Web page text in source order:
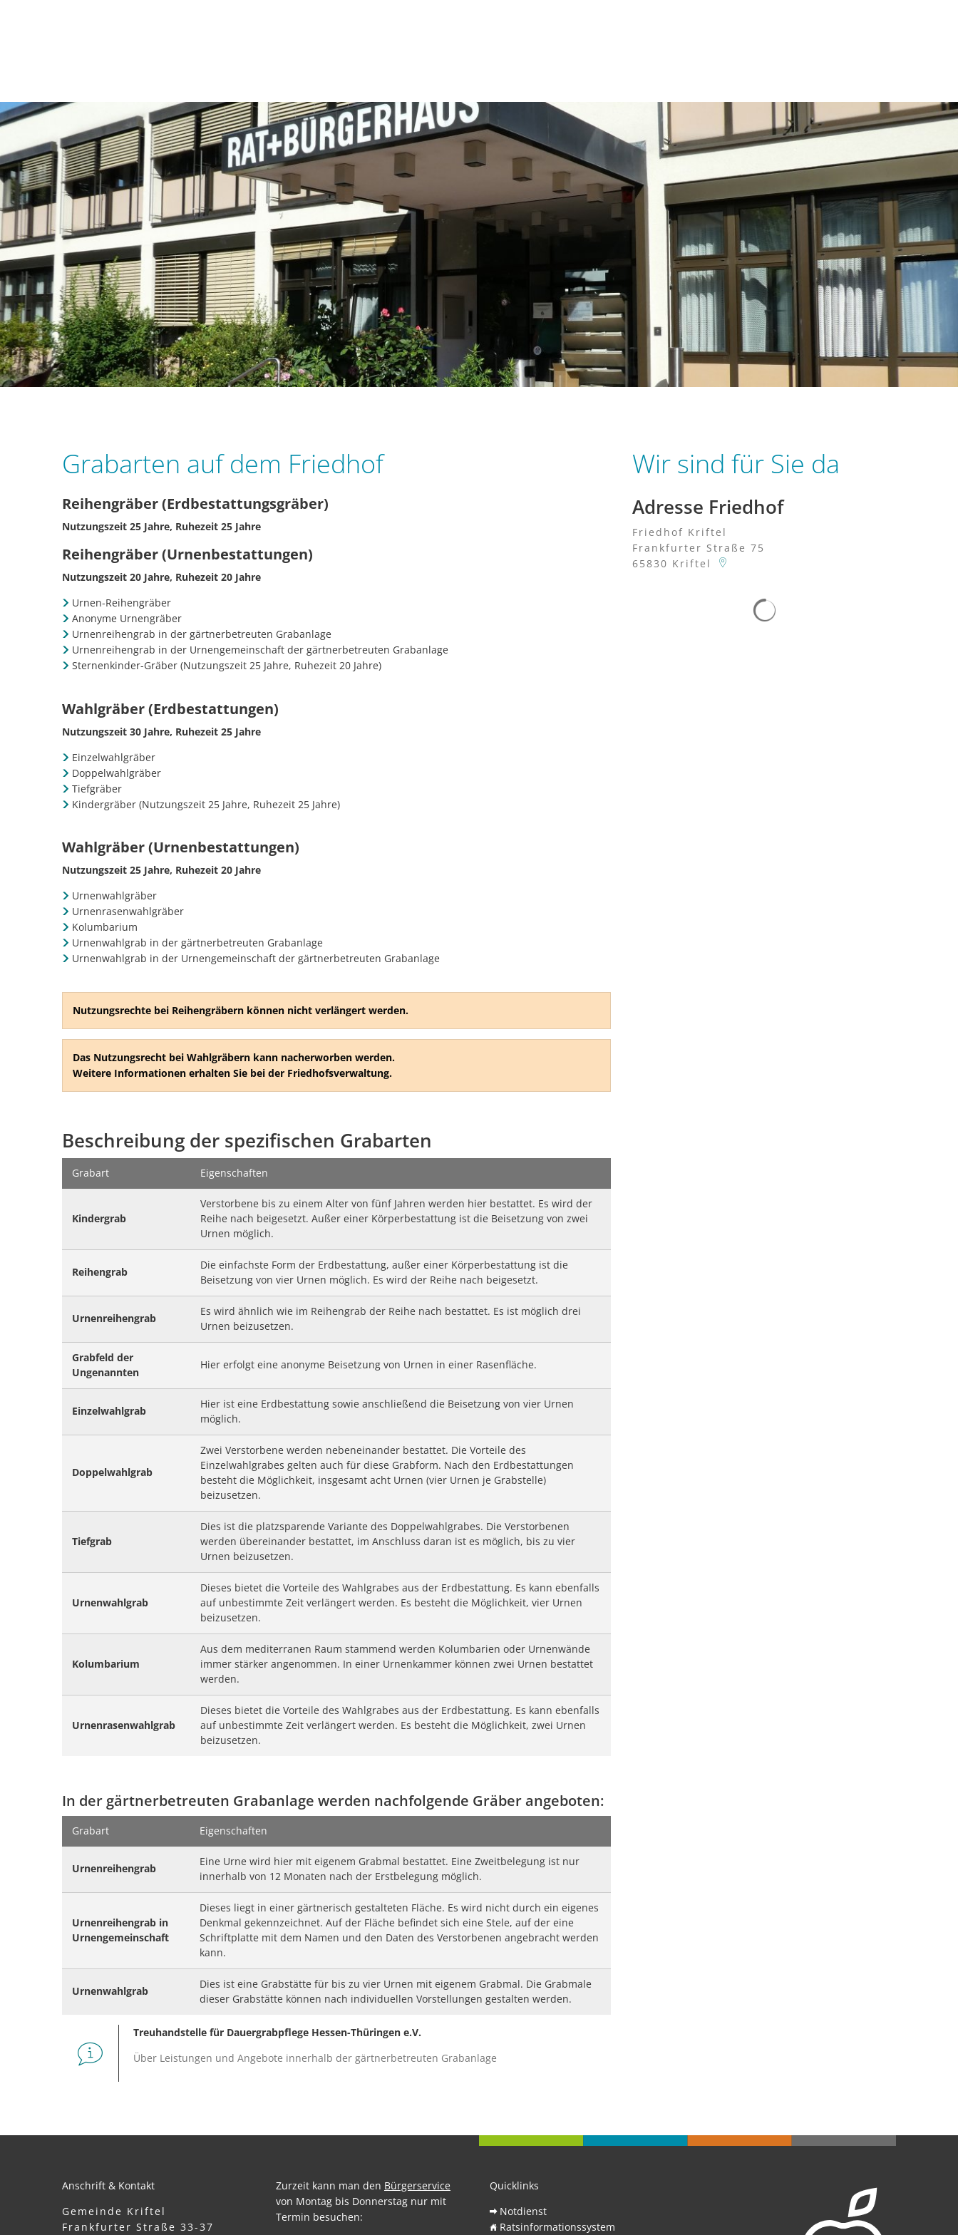
Grabarten auf dem Friedhof
Reihengräber (Erdbestattungsgräber)
Nutzungszeit 25 Jahre, Ruhezeit 25 Jahre
Reihengräber (Urnenbestattungen)
Nutzungszeit 20 Jahre, Ruhezeit 20 Jahre
Urnen-Reihengräber
Anonyme Urnengräber
Urnenreihengrab in der gärtnerbetreuten Grabanlage
Urnenreihengrab in der Urnengemeinschaft der gärtnerbetreuten Grabanlage
Sternenkinder-Gräber (Nutzungszeit 25 Jahre, Ruhezeit 20 Jahre)
Wahlgräber (Erdbestattungen)
Nutzungszeit 30 Jahre, Ruhezeit 25 Jahre
Einzelwahlgräber
Doppelwahlgräber
Tiefgräber
Kindergräber (Nutzungszeit 25 Jahre, Ruhezeit 25 Jahre)
Wahlgräber (Urnenbestattungen)
Nutzungszeit 25 Jahre, Ruhezeit 20 Jahre
Urnenwahlgräber
Urnenrasenwahlgräber
Kolumbarium
Urnenwahlgrab in der gärtnerbetreuten Grabanlage
Urnenwahlgrab in der Urnengemeinschaft der gärtnerbetreuten Grabanlage
Nutzungsrechte bei Reihengräbern können nicht verlängert werden.
Das Nutzungsrecht bei Wahlgräbern kann nacherworben werden.
Weitere Informationen erhalten Sie bei der Friedhofsverwaltung.
Beschreibung der spezifischen Grabarten
Grabart Eigenschaften
Kindergrab
Verstorbene bis zu einem Alter von fünf Jahren werden hier bestattet. Es wird der
Reihe nach beigesetzt. Außer einer Körperbestattung ist die Beisetzung von zwei
Urnen möglich.
Reihengrab
Die einfachste Form der Erdbestattung, außer einer Körperbestattung ist die
Beisetzung von vier Urnen möglich. Es wird der Reihe nach beigesetzt.
Urnenreihengrab
Es wird ähnlich wie im Reihengrab der Reihe nach bestattet. Es ist möglich drei
Urnen beizusetzen.
Grabfeld der
Ungenannten
Hier erfolgt eine anonyme Beisetzung von Urnen in einer Rasenfläche.
Einzelwahlgrab
Hier ist eine Erdbestattung sowie anschließend die Beisetzung von vier Urnen
möglich.
Doppelwahlgrab
Zwei Verstorbene werden nebeneinander bestattet. Die Vorteile des
Einzelwahlgrabes gelten auch für diese Grabform. Nach den Erdbestattungen
besteht die Möglichkeit, insgesamt acht Urnen (vier Urnen je Grabstelle)
beizusetzen.
Tiefgrab
Dies ist die platzsparende Variante des Doppelwahlgrabes. Die Verstorbenen
werden übereinander bestattet, im Anschluss daran ist es möglich, bis zu vier
Urnen beizusetzen.
Urnenwahlgrab
Dieses bietet die Vorteile des Wahlgrabes aus der Erdbestattung. Es kann ebenfalls
auf unbestimmte Zeit verlängert werden. Es besteht die Möglichkeit, vier Urnen
beizusetzen.
Kolumbarium
Aus dem mediterranen Raum stammend werden Kolumbarien oder Urnenwände
immer stärker angenommen. In einer Urnenkammer können zwei Urnen bestattet
werden.
Urnenrasenwahlgrab
Dieses bietet die Vorteile des Wahlgrabes aus der Erdbestattung. Es kann ebenfalls
auf unbestimmte Zeit verlängert werden. Es besteht die Möglichkeit, zwei Urnen
beizusetzen.
In der gärtnerbetreuten Grabanlage werden nachfolgende Gräber angeboten:
Grabart Eigenschaften
Urnenreihengrab
Eine Urne wird hier mit eigenem Grabmal bestattet. Eine Zweitbelegung ist nur
innerhalb von 12 Monaten nach der Erstbelegung möglich.
Urnenreihengrab in
Urnengemeinschaft
Dieses liegt in einer gärtnerisch gestalteten Fläche. Es wird nicht durch ein eigenes
Denkmal gekennzeichnet. Auf der Fläche befindet sich eine Stele, auf der eine
Schriftplatte mit dem Namen und den Daten des Verstorbenen angebracht werden
kann.
Urnenwahlgrab
Dies ist eine Grabstätte für bis zu vier Urnen mit eigenem Grabmal. Die Grabmale
dieser Grabstätte können nach individuellen Vorstellungen gestalten werden.
Treuhandstelle für Dauergrabpflege Hessen-Thüringen e.V.
Über Leistungen und Angebote innerhalb der gärtnerbetreuten Grabanlage
Wir sind für Sie da
Adresse Friedhof
Friedhof Kriftel
Frankfurter Straße 75
65830 Kriftel
Anschrift & Kontakt
Gemeinde Kriftel
Frankfurter Straße 33-37
Zurzeit kann man den Bürgerservice
von Montag bis Donnerstag nur mit
Termin besuchen:
Quicklinks
Notdienst
Ratsinformationssystem